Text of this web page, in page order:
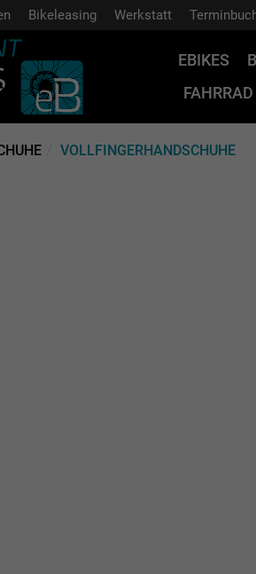
Bikeleasing Werkstatt
EBIKES
VOLLFINGERHANDSCHUHE